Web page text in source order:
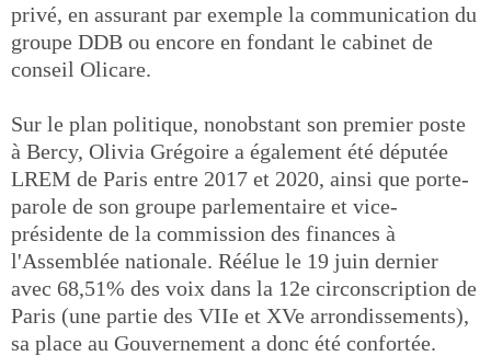
privé, en assurant par exemple la communication du
groupe DDB ou encore en fondant le cabinet de
conseil Olicare.
Sur le plan politique, nonobstant son premier poste
à Bercy, Olivia Grégoire a également été députée
LREM de Paris entre 2017 et 2020, ainsi que porte-
parole de son groupe parlementaire et vice-
présidente de la commission des finances à
l'Assemblée nationale. Réélue le 19 juin dernier
avec 68,51% des voix dans la 12e circonscription de
Paris (une partie des VIIe et XVe arrondissements),
sa place au Gouvernement a donc été confortée.